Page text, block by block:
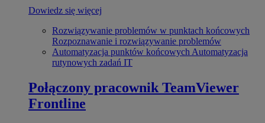
Dowiedz się więcej
Rozwiązywanie problemów w punktach końcowych
Rozpoznawanie i rozwiązywanie problemów
Automatyzacja punktów końcowych Automatyzacja
rutynowych zadań IT
Połączony pracownik TeamViewer
Frontline